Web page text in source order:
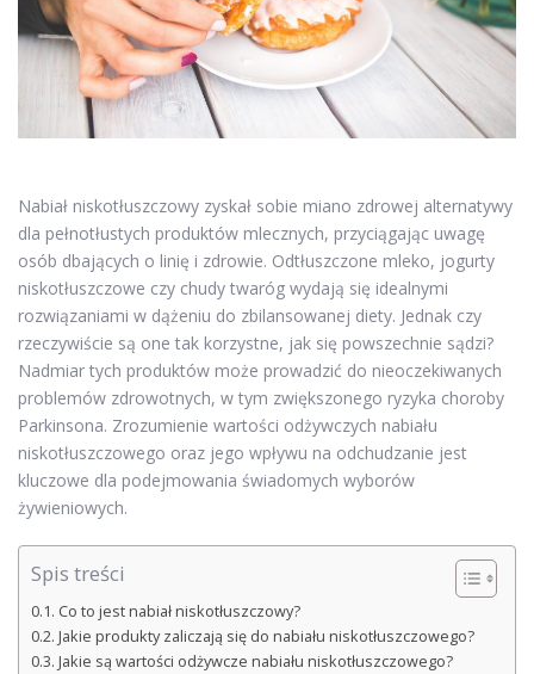
Nabiał niskotłuszczowy zyskał sobie miano zdrowej alternatywy
dla pełnotłustych produktów mlecznych, przyciągając uwagę
osób dbających o linię i zdrowie. Odtłuszczone mleko, jogurty
niskotłuszczowe czy chudy twaróg wydają się idealnymi
rozwiązaniami w dążeniu do zbilansowanej diety. Jednak czy
rzeczywiście są one tak korzystne, jak się powszechnie sądzi?
Nadmiar tych produktów może prowadzić do nieoczekiwanych
problemów zdrowotnych, w tym zwiększonego ryzyka choroby
Parkinsona. Zrozumienie wartości odżywczych nabiału
niskotłuszczowego oraz jego wpływu na odchudzanie jest
kluczowe dla podejmowania świadomych wyborów
żywieniowych.
Spis treści
Co to jest nabiał niskotłuszczowy?
Jakie produkty zaliczają się do nabiału niskotłuszczowego?
Jakie są wartości odżywcze nabiału niskotłuszczowego?